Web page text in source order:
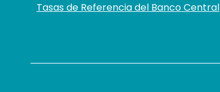
Tasas de Referencia del Banco Central